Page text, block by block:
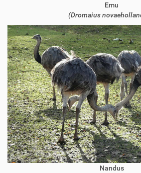
Emu
(Dromaius
Nandus